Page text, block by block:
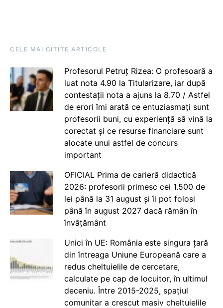
CELE MAI CITITE ARTICOLE
Profesorul Petruț Rizea: O profesoară a
luat nota 4.90 la Titularizare, iar după
contestații nota a ajuns la 8.70 / Astfel
de erori îmi arată ce entuziasmați sunt
profesorii buni, cu experiență să vină la
corectat și ce resurse financiare sunt
alocate unui astfel de concurs
important
OFICIAL Prima de carieră didactică
2026: profesorii primesc cei 1.500 de
lei până la 31 august și îi pot folosi
până în august 2027 dacă rămân în
învățământ
Unici în UE: România este singura țară
din întreaga Uniune Europeană care a
redus cheltuielile de cercetare,
calculate pe cap de locuitor, în ultimul
deceniu. Între 2015-2025, spațiul
comunitar a crescut masiv cheltuielile